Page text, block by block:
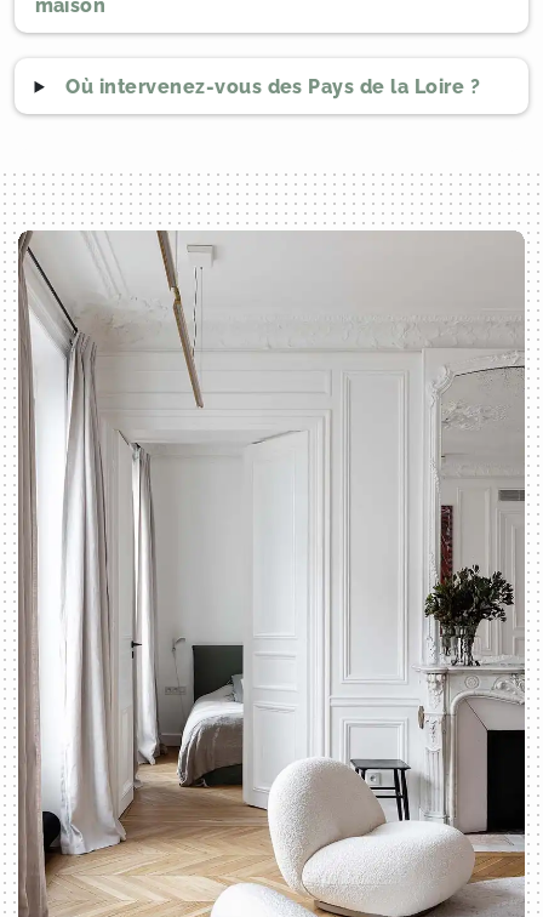
maison
Où intervenez-vous des Pays de la Loire ?